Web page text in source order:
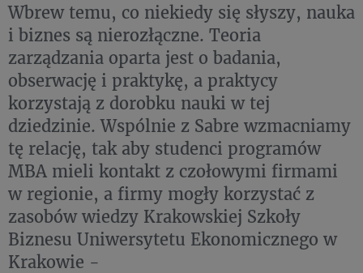
Wbrew temu, co niekiedy się słyszy, nauka
i biznes są nierozłączne. Teoria
zarządzania oparta jest o badania,
obserwację i praktykę, a praktycy
korzystają z dorobku nauki w tej
dziedzinie. Wspólnie z Sabre wzmacniamy
tę relację, tak aby studenci programów
MBA mieli kontakt z czołowymi firmami
w regionie, a firmy mogły korzystać z
zasobów wiedzy Krakowskiej Szkoły
Biznesu Uniwersytetu Ekonomicznego w
Krakowie -